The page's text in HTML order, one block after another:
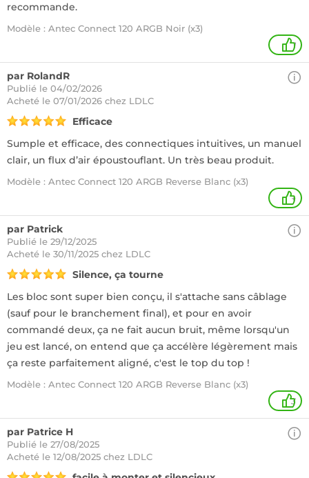
recommande.
Modèle : Antec Connect 120 ARGB Noir (x3)
1
par RolandR
Publié le 04/02/2026
Acheté le 07/01/2026 chez LDLC
Efficace
Sumple et efficace, des connectiques intuitives, un manuel
clair, un flux d’air époustouflant. Un très beau produit.
Modèle : Antec Connect 120 ARGB Reverse Blanc (x3)
+
par Patrick
Publié le 29/12/2025
Acheté le 30/11/2025 chez LDLC
Silence, ça tourne
Les bloc sont super bien conçu, il s'attache sans câblage
(sauf pour le branchement final), et pour en avoir
commandé deux, ça ne fait aucun bruit, même lorsqu'un
jeu est lancé, on entend que ça accélère légèrement mais
ça reste parfaitement aligné, c'est le top du top !
Modèle : Antec Connect 120 ARGB Reverse Blanc (x3)
3
par Patrice H
Publié le 27/08/2025
Acheté le 12/08/2025 chez LDLC